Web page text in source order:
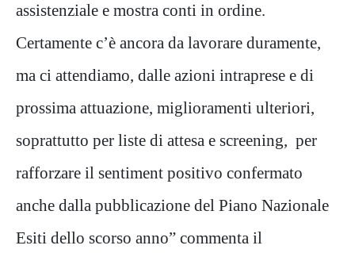
assistenziale e mostra conti in ordine.
Certamente c’è ancora da lavorare duramente,
ma ci attendiamo, dalle azioni intraprese e di
prossima attuazione, miglioramenti ulteriori,
soprattutto per liste di attesa e screening, per
rafforzare il sentiment positivo confermato
anche dalla pubblicazione del Piano Nazionale
Esiti dello scorso anno” commenta il